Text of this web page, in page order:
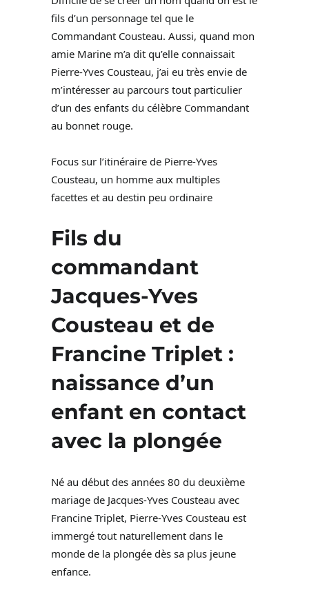
fils d’un personnage tel que le
Commandant Cousteau. Aussi, quand mon
amie Marine m’a dit qu’elle connaissait
Pierre-Yves Cousteau, j’ai eu très envie de
m’intéresser au parcours tout particulier
d’un des enfants du célèbre Commandant
au bonnet rouge.
Focus sur l’itinéraire de Pierre-Yves
Cousteau, un homme aux multiples
facettes et au destin peu ordinaire
Fils du
commandant
Jacques-Yves
Cousteau et de
Francine Triplet :
naissance d’un
enfant en contact
avec la plongée
Né au début des années 80 du deuxième
mariage de Jacques-Yves Cousteau avec
Francine Triplet, Pierre-Yves Cousteau est
immergé tout naturellement dans le
monde de la plongée dès sa plus jeune
enfance.